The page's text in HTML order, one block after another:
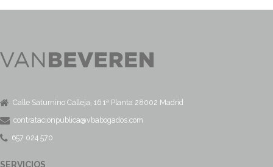
Calle Saturnino Calleja, 16 1ª Planta 28002 Madrid
contratacionpublica@vbabogados.com
657 024 570
SERVICIOS